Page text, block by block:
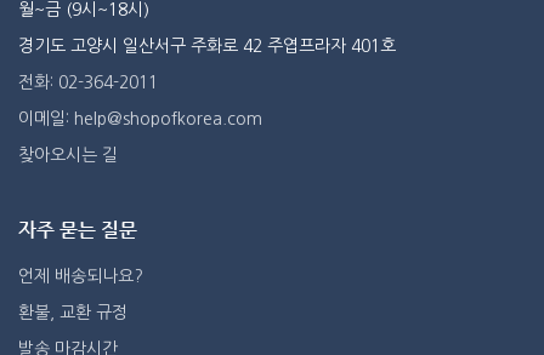
월~금 (9시~18시)
경기도 고양시 일산서구 주화로 42 주엽프라자 401호
전화: 02-364-2011
이메일: help@shopofkorea.com
찾아오시는 길
자주 묻는 질문
언제 배송되나요?
환불, 교환 규정
발송 마감시간